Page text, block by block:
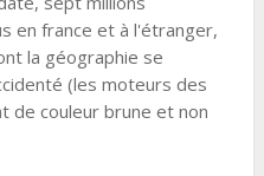
en france et à l'étranger,
la géographie se
(les moteurs des
de couleur brune et non